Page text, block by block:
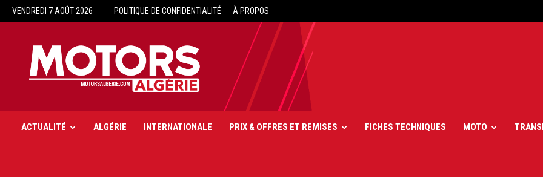
VENDREDI 7 AOÛT 2026 POLITIQUE DE CONFIDENTIALITÉ À PROPOS
Motors
Algérie
ACTUALITÉ ALGÉRIE INTERNATIONALE PRIX & OFFRES ET REMISES FICHES TECHNIQUES MOTO